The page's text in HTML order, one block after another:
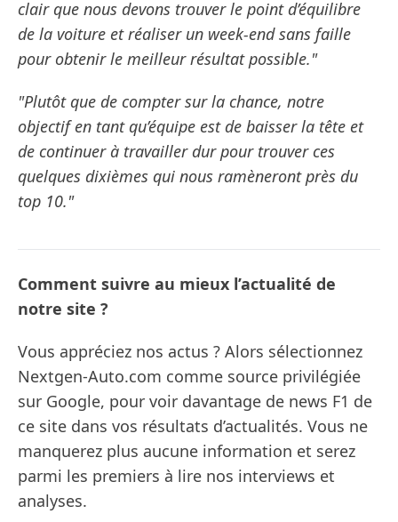
clair que nous devons trouver le point d’équilibre
de la voiture et réaliser un week-end sans faille
pour obtenir le meilleur résultat possible."
"Plutôt que de compter sur la chance, notre
objectif en tant qu’équipe est de baisser la tête et
de continuer à travailler dur pour trouver ces
quelques dixièmes qui nous ramèneront près du
top 10."
Comment suivre au mieux l’actualité de
notre site ?
Vous appréciez nos actus ? Alors sélectionnez
Nextgen-Auto.com comme source privilégiée
sur Google, pour voir davantage de news F1 de
ce site dans vos résultats d’actualités. Vous ne
manquerez plus aucune information et serez
parmi les premiers à lire nos interviews et
analyses.